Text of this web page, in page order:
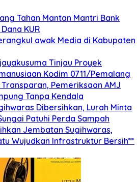
Tahan Mantan Mantri Bank
KUR
awak Media di Kabupaten
Tinjau Proyek
Kodim 0711/Pemalang
Pemeriksaan AMJ
Tanpa Kendala
Dibersihkan, Lurah Minta
Patuhi Perda Sampah
Jembatan Sugihwaras,
Wujudkan Infrastruktur Bersih**